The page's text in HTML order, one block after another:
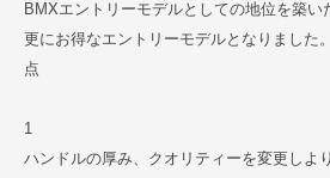
BMXエントリーモデルとしての地位を築い
更にお得なエントリーモデルとなりました
点
1
ハンドルの厚み、クオリティーを変更しよ